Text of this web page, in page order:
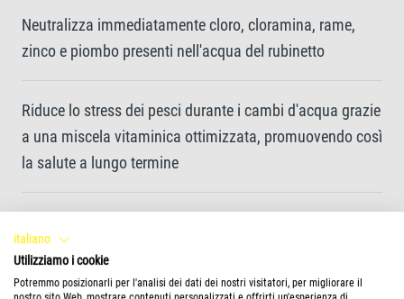
Neutralizza immediatamente cloro, cloramina, rame,
zinco e piombo presenti nell'acqua del rubinetto
Riduce lo stress dei pesci durante i cambi d'acqua grazie
a una miscela vitaminica ottimizzata, promuovendo così
la salute a lungo termine
estratto vegetale naturale
italiano
Utilizziamo i cookie
Potremmo posizionarli per l'analisi dei dati dei nostri visitatori, per migliorare il